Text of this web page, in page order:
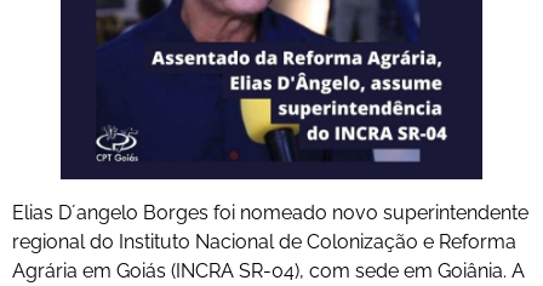
Elias D´angelo Borges foi nomeado novo superintendente
regional do Instituto Nacional de Colonização e Reforma
Agrária em Goiás (INCRA SR-04), com sede em Goiânia. A